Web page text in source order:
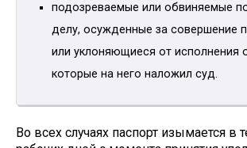
подозреваемые или обвиняемые
делу, осужденные за совершение
или уклоняющиеся от исполнения
которые на него наложил суд.
Во всех случаях паспорт изымается в